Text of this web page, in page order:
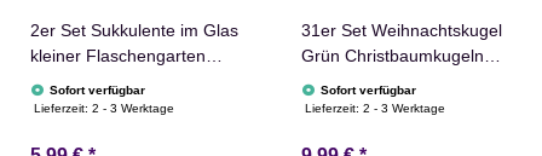
2er Set Sukkulente im Glas
kleiner Flaschengarten
ohne Erde 7 x 6 cm
Sofort verfügbar
Lieferzeit:2 - 3 Werktage
31er Set Weihnachtskugel
Grün Christbaumkugeln
Baumschmuck
Sofort verfügbar
Lieferzeit:2 - 3 Werktage